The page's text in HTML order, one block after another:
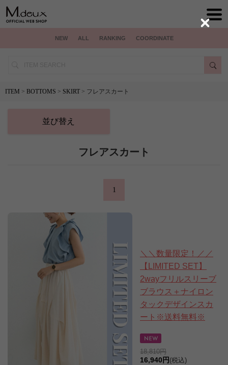
NEW ALL RANKING COORDINATE
ITEM > BOTTOMS > SKIRT > フレアスカート
並び替え
フレアスカート
1
＼＼数量限定！／／
【LIMITED SET】
2wayフリルスリーブ
ブラウス＋ナイロン
タックデザインスカ
ート※送料無料※
18,810円
16,940円 (税込)
Close